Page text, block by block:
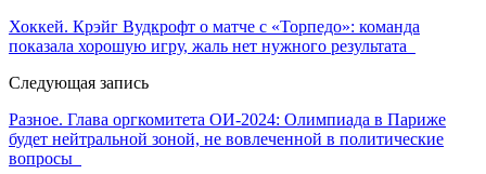
Хоккей. Крэйг Вудкрофт о матче с «Торпедо»: команда
показала хорошую игру, жаль нет нужного результата
Следующая запись
Разное. Глава оргкомитета ОИ-2024: Олимпиада в Париже
будет нейтральной зоной, не вовлеченной в политические
вопросы